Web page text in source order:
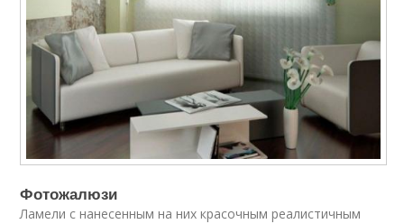
Фотожалюзи
Ламели с нанесенным на них красочным реалистичным